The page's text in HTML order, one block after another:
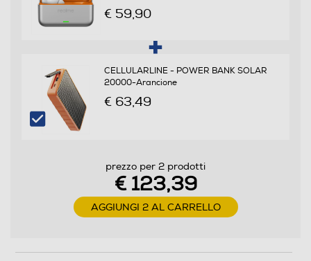
15
Dimensioni - Peso
Peso-Kg
Informazioni sulla sicurezza del prodotto
€ 59,90
CELLULARLINE - POWER BANK SOLAR
20000-Arancione
€ 63,49
prezzo per 2 prodotti
€ 123,39
AGGIUNGI 2 AL CARRELLO